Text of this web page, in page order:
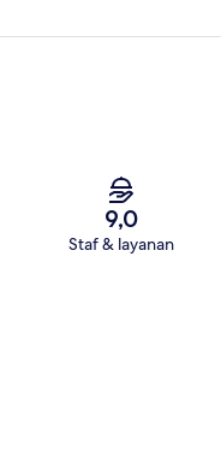
9,0
Staf & layanan